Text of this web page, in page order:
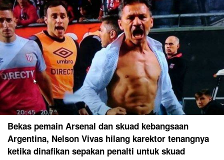
Bekas pemain Arsenal dan skuad kebangsaan
Argentina, Nelson Vivas hilang karektor tenangnya
ketika dinafikan sepakan penalti untuk skuad